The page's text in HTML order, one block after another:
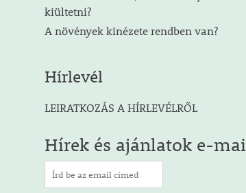
kiültetni?
A növények kinézete rendben van?
Hírlevél
LEIRATKOZÁS A HÍRLEVÉLRŐL
Hírek és ajánlatok e-